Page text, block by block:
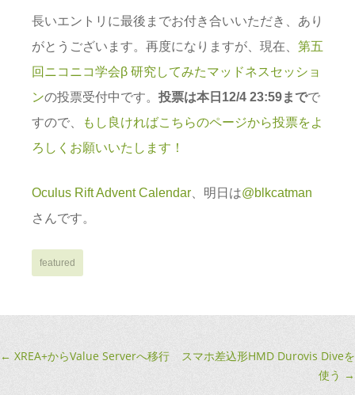
長いエントリに最後までお付き合いいただき、あり
がとうございます。再度になりますが、現在、 第五
回ニコニコ学会β 研究してみたマッドネスセッショ
ンの投票受付中です。 投票は本日12/4 23:59までで
すので、
もし良ければこちらのページから投票をよ
ろしくお願いいたします！
Oculus Rift Advent Calendar 、明日は@blkcatman
さんです。
featured
Post
← XREA+からValue Serverへ移行
スマホ差込形HMD Durovis Diveを
使う →